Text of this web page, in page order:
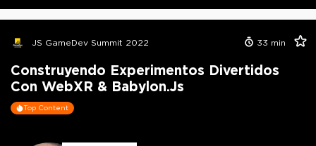
JS GameDev Summit 2022 33 min
Construyendo Experimentos Divertidos
Con WebXR & Babylon.js
Top Content